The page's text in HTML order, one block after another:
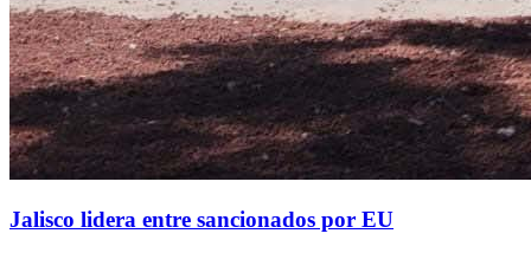
Jalisco lidera entre sancionados por EU